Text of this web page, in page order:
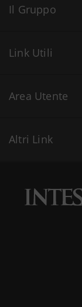
Il Gruppo
Link Utili
Area Utente
Altri Link